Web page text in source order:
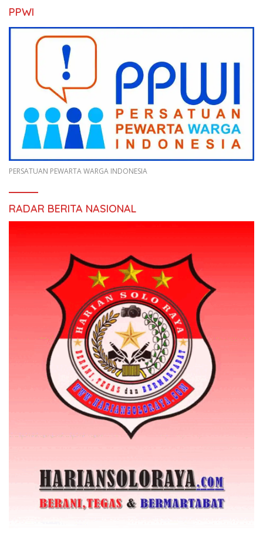
PPWI
PERSATUAN PEWARTA WARGA INDONESIA
RADAR BERITA NASIONAL